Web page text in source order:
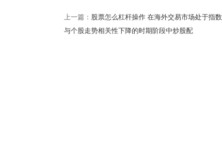
上一篇： 股票怎么杠杆操作 在海外交易市场处于指数
与个股走势相关性下降的时期阶段中炒股配